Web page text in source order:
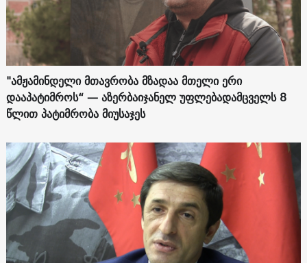
"ამჟამინდელი მთავრობა მზადაა მთელი ერი
დააპატიმროს“ — აზერბაიჯანელ უფლებადამცველს 8
წლით პატიმრობა მიუსაჯეს